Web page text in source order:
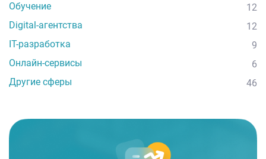
Обучение
12
Digital-агентства
12
IT-разработка
9
Онлайн-сервисы
6
Другие сферы
46